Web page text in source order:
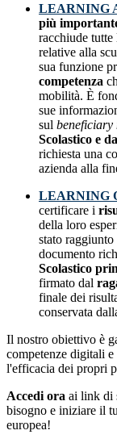
LEARNING
più
racchiude
relative alla
sua funzione
competenza
mobilità. È
sue
sul beneficiary
Scolastico e
richiesta una
azienda alla
LEARNING
certificare i
della loro
stato
documento
Scolastico
firmato dal
finale dei
conservata
Il nostro obiettivo è
competenze digitali
l'efficacia dei propri
Accedi ora ai link di
bisogno e iniziare il
europea!